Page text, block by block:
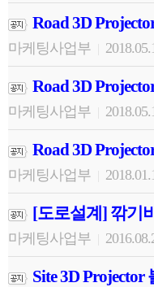
Road 3D
마케팅사업부
Road 3D
마케팅사업부
Road 3D
마케팅사업부
[도로설계] 깎기
마케팅사업부
Site 3D